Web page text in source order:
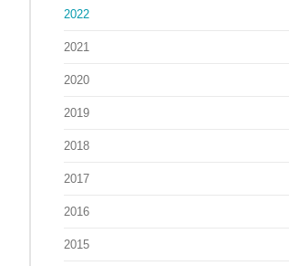
2022
2021
2020
2019
2018
2017
2016
2015